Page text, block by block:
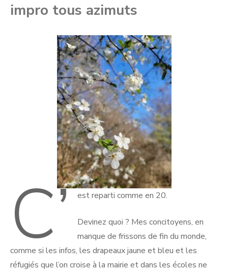
impro tous azimuts
C’ est reparti comme en 20.
Devinez quoi ? Mes concitoyens, en
manque de frissons de fin du monde,
comme si les infos, les drapeaux jaune et bleu et les
réfugiés que l’on croise à la mairie et dans les écoles ne